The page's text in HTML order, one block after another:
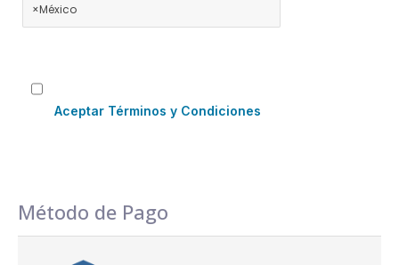
×México
Aceptar Términos y Condiciones
Método de Pago